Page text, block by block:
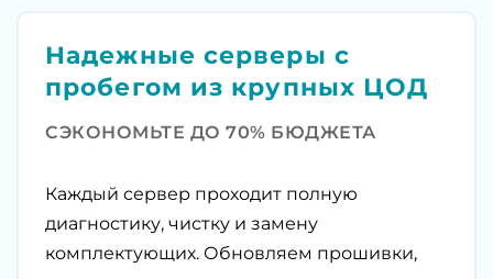
Надежные серверы с
пробегом из крупных ЦОД
СЭКОНОМЬТЕ ДО 70% БЮДЖЕТА
Каждый сервер проходит полную
диагностику, чистку и замену
комплектующих. Обновляем прошивки,